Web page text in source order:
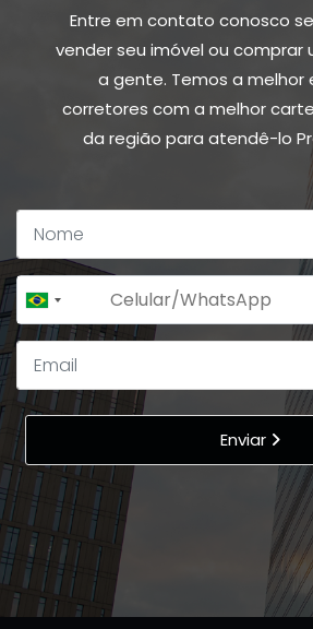
Entre em contato conosco
vender seu imóvel ou comprar
a gente. Temos a melhor
corretores com a melhor
da região para atendê-lo
Brazil
+55
Enviar